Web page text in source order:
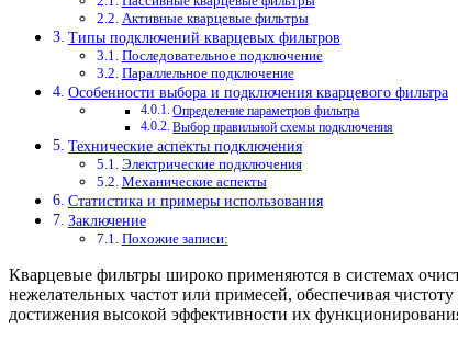
Активные кварцевые фильтры
Типы подключений кварцевых фильтров
Последовательное подключение
Параллельное подключение
Особенности выбора и подключения кварцевого фильтра
Определение параметров фильтра
Выбор правильной схемы подключения
Технические аспекты подключения
Электрические подключения
Механические аспекты
Статистика и примеры использования
Заключение
Похожие записи:
Кварцевые фильтры широко применяются в системах
нежелательных частот или примесей, обеспечивая
достижения высокой эффективности их